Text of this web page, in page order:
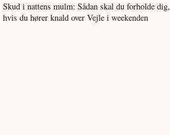
Skud i nattens mulm: Sådan skal du forholde dig,
hvis du hører knald over Vejle i weekenden